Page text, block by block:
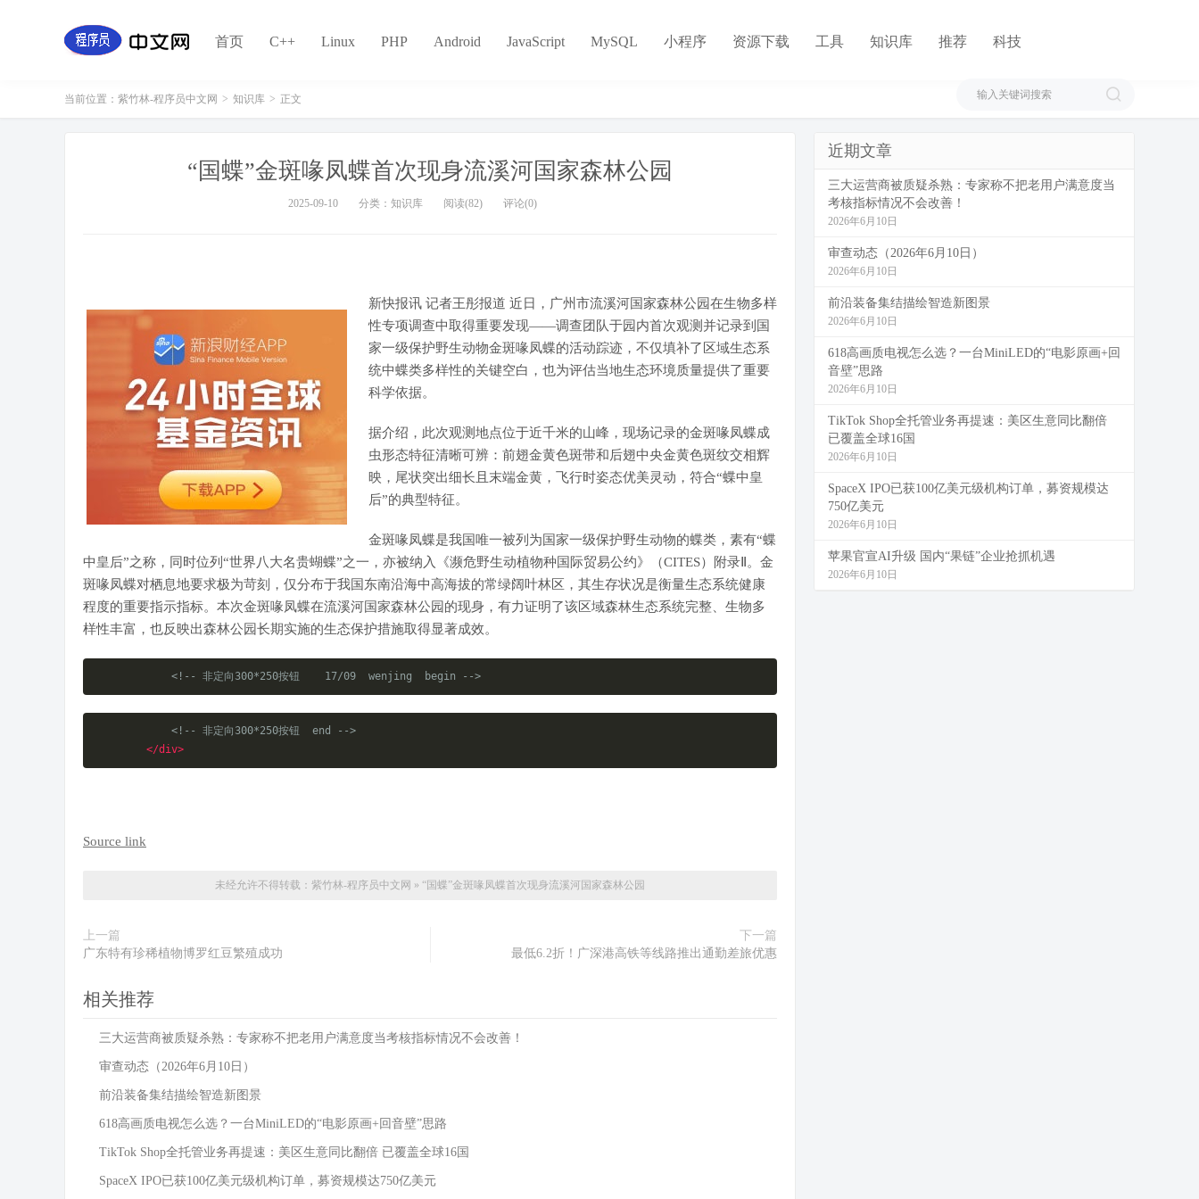
首页 C++ Linux PHP Android JavaScript MySQL 小程序 资源下载 工具 知识库 推荐 科技
当前位置： 紫竹林-程序员中文网 > 知识库 > 正文
“国蝶”金斑喙凤蝶首次现身流溪河国家森林公园
2025-09-10 分类：知识库 阅读(82) 评论(0)
新快报讯 记者王彤报道 近日，广州市流溪河国家森林公园在生物多样
性专项调查中取得重要发现——调查团队于园内首次观测并记录到国
家一级保护野生动物金斑喙凤蝶的活动踪迹，不仅填补了区域生态系
统中蝶类多样性的关键空白，也为评估当地生态环境质量提供了重要
科学依据。
据介绍，此次观测地点位于近千米的山峰，现场记录的金斑喙凤蝶成
虫形态特征清晰可辨：前翅金黄色斑带和后翅中央金黄色斑纹交相辉
映，尾状突出细长且末端金黄，飞行时姿态优美灵动，符合“蝶中皇
后”的典型特征。
金斑喙凤蝶是我国唯一被列为国家一级保护野生动物的蝶类，素有“蝶
中皇后”之称，同时位列“世界八大名贵蝴蝶”之一，亦被纳入《濒危野生动植物种国际贸易公约》（CITES）附录Ⅱ。金
斑喙凤蝶对栖息地要求极为苛刻，仅分布于我国东南沿海中高海拔的常绿阔叶林区，其生存状况是衡量生态系统健康
程度的重要指示指标。本次金斑喙凤蝶在流溪河国家森林公园的现身，有力证明了该区域森林生态系统完整、生物多
样性丰富，也反映出森林公园长期实施的生态保护措施取得显著成效。
<!-- 非定向300*250按钮    17/09  wenjing  begin -->
<!-- 非定向300*250按钮  end -->
</div>
Source link
未经允许不得转载： 紫竹林-程序员中文网 » “国蝶”金斑喙凤蝶首次现身流溪河国家森林公园
上一篇
广东特有珍稀植物博罗红豆繁殖成功
下一篇
最低6.2折！广深港高铁等线路推出通勤差旅优惠
相关推荐
三大运营商被质疑杀熟：专家称不把老用户满意度当考核指标情况不会改善！
审查动态（2026年6月10日）
前沿装备集结描绘智造新图景
618高画质电视怎么选？一台MiniLED的“电影原画+回音壁”思路
TikTok Shop全托管业务再提速：美区生意同比翻倍 已覆盖全球16国
SpaceX IPO已获100亿美元级机构订单，募资规模达750亿美元
近期文章
三大运营商被质疑杀熟：专家称不把老用户满意度当
考核指标情况不会改善！
2026年6月10日
审查动态（2026年6月10日）
2026年6月10日
前沿装备集结描绘智造新图景
2026年6月10日
618高画质电视怎么选？一台MiniLED的“电影原画+回
音壁”思路
2026年6月10日
TikTok Shop全托管业务再提速：美区生意同比翻倍
已覆盖全球16国
2026年6月10日
SpaceX IPO已获100亿美元级机构订单，募资规模达
750亿美元
2026年6月10日
苹果官宣AI升级 国内“果链”企业抢抓机遇
2026年6月10日